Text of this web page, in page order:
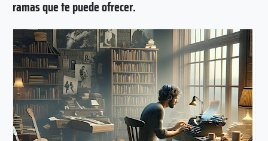
ramas que te puede ofrecer.